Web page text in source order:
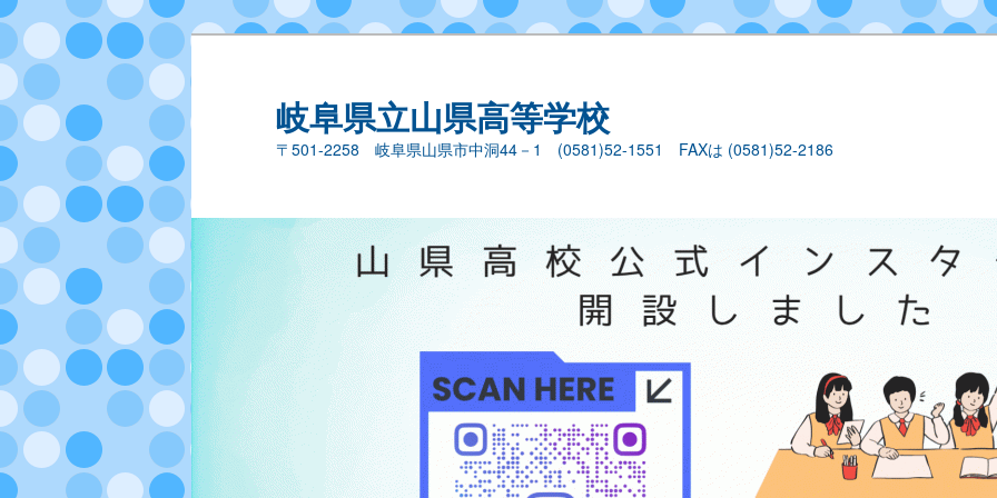
岐阜県立山県高等学校
〒501-2258 岐阜県山県市中洞44－1 (0581)52-1551 FAXは (0581)52-2186